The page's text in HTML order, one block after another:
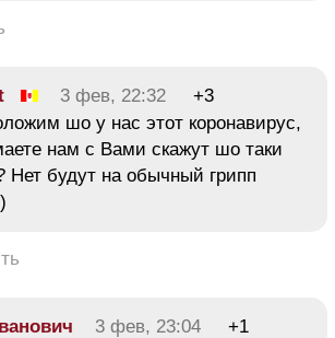
3 фев, 22:32
+3
шо у нас этот коронавирус,
нам с Вами скажут шо таки
Нет будут на обычный грипп
3 фев, 23:04
+1